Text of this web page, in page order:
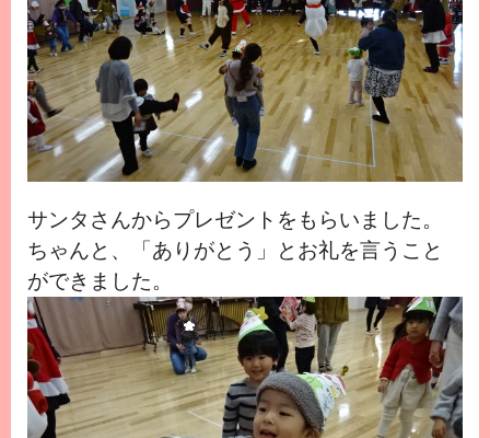
サンタさんからプレゼントをもらいました。
ちゃんと、「ありがとう」とお礼を言うこと
ができました。